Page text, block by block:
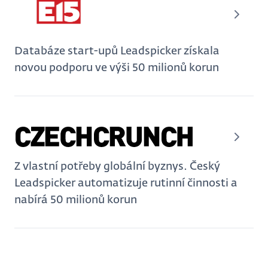
Databáze start-upů Leadspicker získala
novou podporu ve výši 50 milionů korun
Z vlastní potřeby globální byznys. Český
Leadspicker automatizuje rutinní činnosti a
nabírá 50 milionů korun